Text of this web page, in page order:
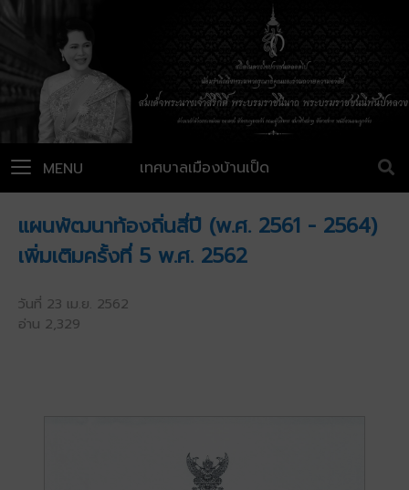
เทศบาลเมืองบ้านเป็ด
MENU
แผนพัฒนาท้องถิ่นสี่ปี (พ.ศ. 2561 - 2564)
เพิ่มเติมครั้งที่ 5 พ.ศ. 2562
วันที่ 23 เม.ย. 2562
อ่าน 2,329